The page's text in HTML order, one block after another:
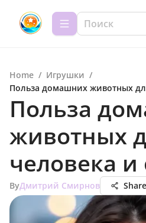
Home / Игрушки /
Польза домашних животных
Польза
животных
человека
ByДмитрий Смирнов Share